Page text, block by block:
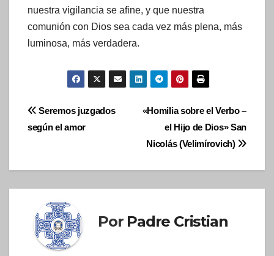
nuestra vigilancia se afine, y que nuestra
comunión con Dios sea cada vez más plena, más
luminosa, más verdadera.
Navegación
de
entradas
«Homilia sobre el Verbo –
el Hijo de Dios» San
Nicolás (Velimírovich)
Seremos juzgados
según el amor
Por Padre Cristian